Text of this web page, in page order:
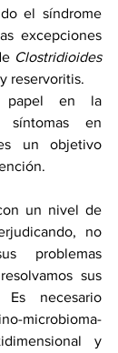
el síndrome
excepciones
Clostridioides
reservoritis.
papel en la
síntomas en
un objetivo
un nivel de
no
problemas
sus
Es necesario
microbioma-
y